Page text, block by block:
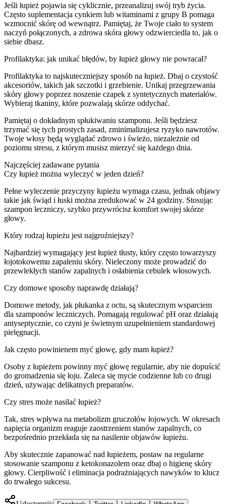
Jeśli łupież pojawia się cyklicznie, przeanalizuj swój tryb życia.
Często suplementacja cynkiem lub witaminami z grupy B pomaga
wzmocnić skórę od wewnątrz. Pamiętaj, że Twoje ciało to system
naczyń połączonych, a zdrowa skóra głowy odzwierciedla to, jak o
siebie dbasz.
Profilaktyka: jak unikać błędów, by łupież głowy nie powracał?
Profilaktyka to najskuteczniejszy sposób na łupież. Dbaj o czystość
akcesoriów, takich jak szczotki i grzebienie. Unikaj przegrzewania
skóry głowy poprzez noszenie czapek z syntetycznych materiałów.
Wybieraj tkaniny, które pozwalają skórze oddychać.
Pamiętaj o dokładnym spłukiwaniu szamponu. Jeśli będziesz
trzymać się tych prostych zasad, zminimalizujesz ryzyko nawrotów.
Twoje włosy będą wyglądać zdrowo i świeżo, niezależnie od
poziomu stresu, z którym musisz mierzyć się każdego dnia.
Najczęściej zadawane pytania
Czy łupież można wyleczyć w jeden dzień?
Pełne wyleczenie przyczyny łupieżu wymaga czasu, jednak objawy
takie jak świąd i łuski można zredukować w 24 godziny. Stosując
szampon leczniczy, szybko przywrócisz komfort swojej skórze
głowy.
Który rodzaj łupieżu jest najgroźniejszy?
Najbardziej wymagający jest łupież tłusty, który często towarzyszy
łojotokowemu zapaleniu skóry. Nieleczony może prowadzić do
przewlekłych stanów zapalnych i osłabienia cebulek włosowych.
Czy domowe sposoby naprawdę działają?
Domowe metody, jak płukanka z octu, są skutecznym wsparciem
dla szamponów leczniczych. Pomagają regulować pH oraz działają
antyseptycznie, co czyni je świetnym uzupełnieniem standardowej
pielęgnacji.
Jak często powinienem myć głowę, gdy mam łupież?
Osoby z łupieżem powinny myć głowę regularnie, aby nie dopuścić
do gromadzenia się łoju. Zaleca się mycie codzienne lub co drugi
dzień, używając delikatnych preparatów.
Czy stres może nasilać łupież?
Tak, stres wpływa na metabolizm gruczołów łojowych. W okresach
napięcia organizm reaguje zaostrzeniem stanów zapalnych, co
bezpośrednio przekłada się na nasilenie objawów łupieżu.
Aby skutecznie zapanować nad łupieżem, postaw na regularne
stosowanie szamponu z ketokonazolem oraz dbaj o higienę skóry
głowy. Cierpliwość i eliminacja podrażniających nawyków to klucz
do trwałego sukcesu.